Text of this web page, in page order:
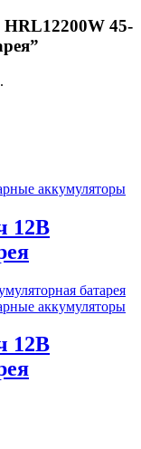
45-
аккумуляторы
12В
аккумуляторы
12В